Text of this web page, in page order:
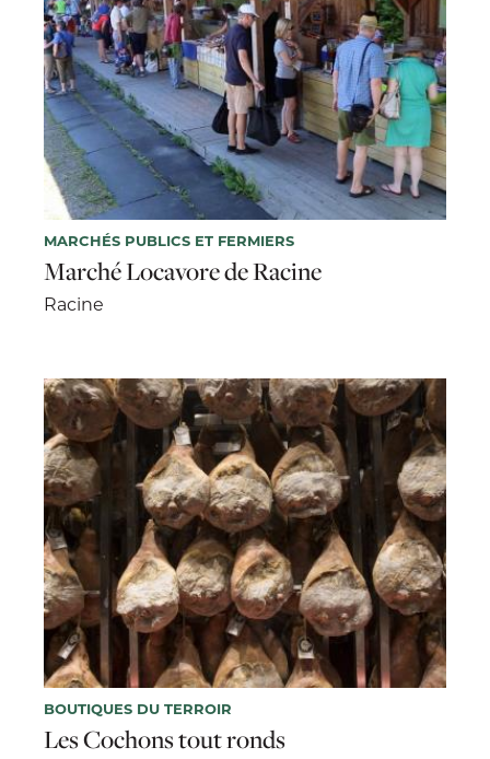
MARCHÉS PUBLICS ET FERMIERS
Marché Locavore de Racine
Racine
BOUTIQUES DU TERROIR
Les Cochons tout ronds